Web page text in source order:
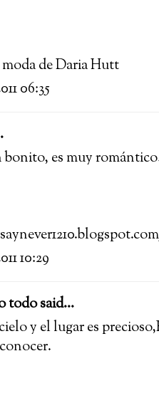
de Daria Hutt
06:35
bonito, es muy
10:29
todosaid...
y el lugar es